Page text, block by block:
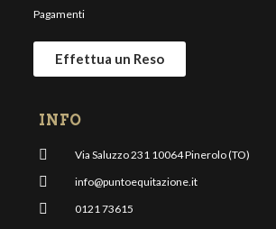
Pagamenti
Effettua un Reso
INFO
Via Saluzzo 231 10064 Pinerolo (TO)
info@puntoequitazione.it
0121 73615